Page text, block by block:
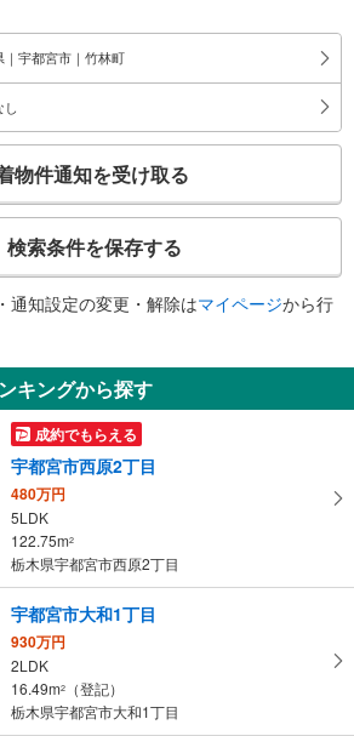
｜宇都宮市｜竹林町
し
物件通知を受け取る
検索条件を保存する
通知設定の変更・解除はマイページから行
キングから探す
成約でもらえる
宇都宮市西原2丁目
480万円
5LDK
122.75m2
栃木県宇都宮市西原2丁目
宇都宮市大和1丁目
930万円
2LDK
16.49m2
（登記）
栃木県宇都宮市大和1丁目